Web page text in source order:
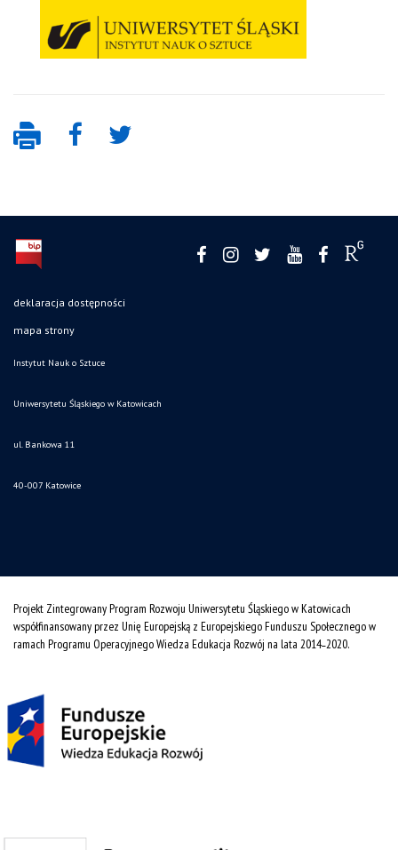
deklaracja dostępności
mapa strony
Instytut Nauk o Sztuce
Uniwersytetu Śląskiego w Katowicach
ul. Bankowa 11
40-007 Katowice
Projekt Zintegrowany Program Rozwoju Uniwersytetu Śląskiego w Katowicach
współfinansowany przez Unię Europejską z Europejskiego Funduszu Społecznego w
ramach Programu Operacyjnego Wiedza Edukacja Rozwój na lata 2014˗2020.